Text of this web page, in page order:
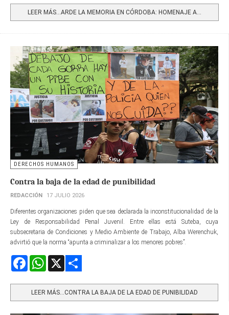
LEER MÁS…ARDE LA MEMORIA EN CÓRDOBA: HOMENAJE A...
DERECHOS HUMANOS
Contra la baja de la edad de punibilidad
REDACCIÓN 17 JULIO 2026
Diferentes organizaciones piden que sea declarada la inconstitucionalidad de la
Ley de Responsabilidad Penal Juvenil. Entre ellas está Suteba, cuya
subsecretaria de Condiciones y Medio Ambiente de Trabajo, Alba Werenchuk,
advirtió que la norma “apunta a criminalizar a los menores pobres”.
FacebookWhatsApp
LEER MÁS…CONTRA LA BAJA DE LA EDAD DE PUNIBILIDAD